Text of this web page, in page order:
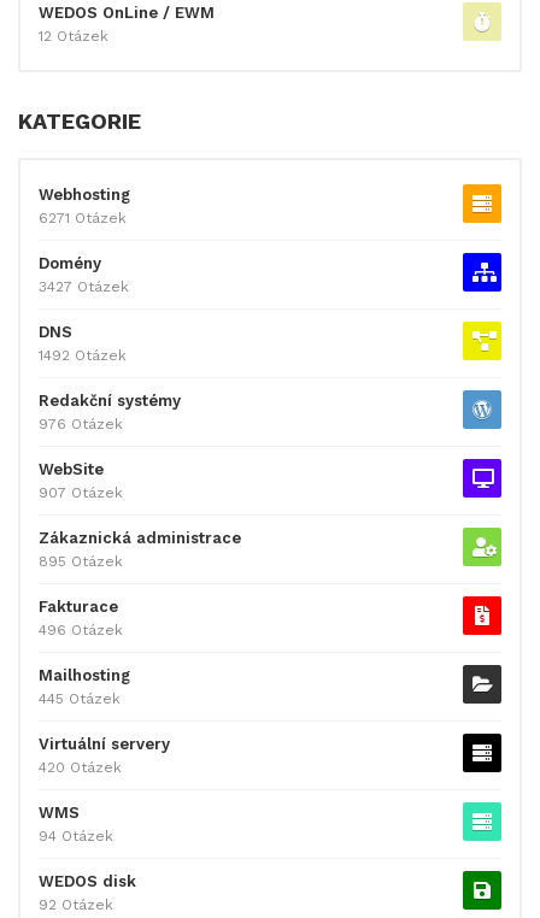
WEDOS OnLine / EWM
12 Otázek
KATEGORIE
Webhosting
6271 Otázek
Domény
3427 Otázek
DNS
1492 Otázek
Redakční systémy
976 Otázek
WebSite
907 Otázek
Zákaznická administrace
895 Otázek
Fakturace
496 Otázek
Mailhosting
445 Otázek
Virtuální servery
420 Otázek
WMS
94 Otázek
WEDOS disk
92 Otázek